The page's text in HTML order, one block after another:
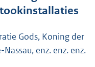
t
:
2
Gods, Koning der
enz. enz. enz.